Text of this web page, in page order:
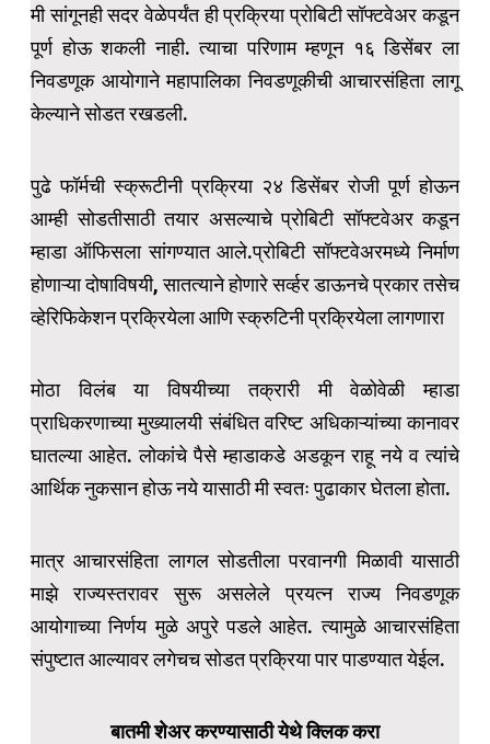
मी सांगूनही सदर वेळेपर्यंत ही प्रक्रिया प्रोबिटी सॉफ्टवेअर कडून
पूर्ण होऊ शकली नाही. त्याचा परिणाम म्हणून १६ डिसेंबर ला
निवडणूक आयोगाने महापालिका निवडणूकीची आचारसंहिता लागू
केल्याने सोडत रखडली.
पुढे फॉर्मची स्क्रूटीनी प्रक्रिया २४ डिसेंबर रोजी पूर्ण होऊन
आम्ही सोडतीसाठी तयार असल्याचे प्रोबिटी सॉफ्टवेअर कडून
म्हाडा ऑफिसला सांगण्यात आले.प्रोबिटी सॉफ्टवेअरमध्ये निर्माण
होणाऱ्या दोषाविषयी, सातत्याने होणारे सर्व्हर डाऊनचे प्रकार तसेच
व्हेरिफिकेशन प्रक्रियेला आणि स्क्रुटिनी प्रक्रियेला लागणारा
मोठा विलंब या विषयीच्या तक्रारी मी वेळोवेळी म्हाडा
प्राधिकरणाच्या मुख्यालयी संबंधित वरिष्ट अधिकाऱ्यांच्या कानावर
घातल्या आहेत. लोकांचे पैसे म्हाडाकडे अडकून राहू नये व त्यांचे
आर्थिक नुकसान होऊ नये यासाठी मी स्वतः पुढाकार घेतला होता.
मात्र आचारसंहिता लागल सोडतीला परवानगी मिळावी यासाठी
माझे राज्यस्तरावर सुरू असलेले प्रयत्न राज्य निवडणूक
आयोगाच्या निर्णय मुळे अपुरे पडले आहेत. त्यामुळे आचारसंहिता
संपुष्टात आल्यावर लगेचच सोडत प्रक्रिया पार पाडण्यात येईल.
बातमी शेअर करण्यासाठी येथे क्लिक करा